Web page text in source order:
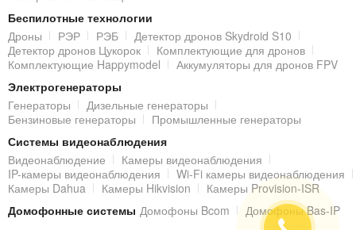
Беспилотные технологии
Дроны
РЭР РЭБ
Детектор дронов Skydroid S10
Детектор дронов Цукорок
Комплектующие для дронов
Комплектующие Happymodel
Аккумуляторы для дронов FPV
Электрогенераторы
Генераторы
Дизельные генераторы
Бензиновые генераторы
Промышленные генераторы
Системы видеонаблюдения
Видеонаблюдение
Камеры видеонаблюдения
IP-камеры видеонаблюдения
Wi-Fi камеры видеонаблюдения
Камеры Dahua
Камеры Hikvision
Камеры Provision-ISR
Домофонные системы Домофоны Bcom
Домофоны Bas-IP